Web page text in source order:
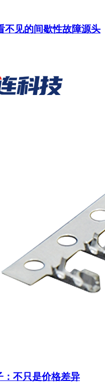
不见的间歇性故障源头
：不只是价格差异